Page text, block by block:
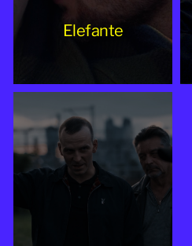
Elefante